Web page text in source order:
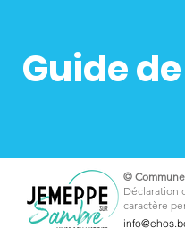
Guide
©
Déclaration
caractère